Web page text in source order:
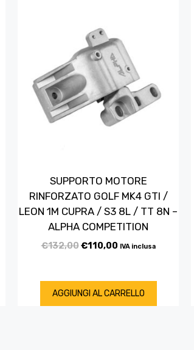
SUPPORTO MOTORE
RINFORZATO GOLF MK4 GTI /
LEON 1M CUPRA / S3 8L / TT 8N –
ALPHA COMPETITION
€132,00€110,00 IVA inclusa
AGGIUNGI AL CARRELLO